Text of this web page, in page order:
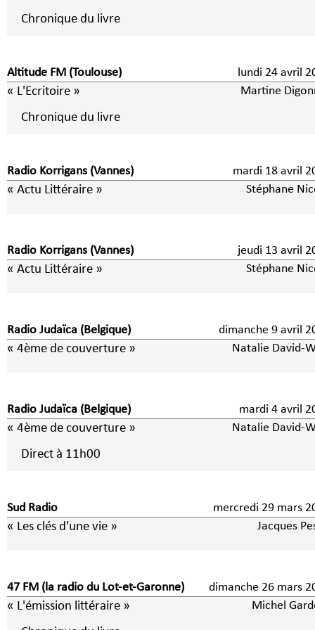
Chronique du livre
Altitude FM (Toulouse) lundi 24 avril
« L'Ecritoire » Martine
Chronique du livre
Radio Korrigans (Vannes) mardi 18 avril
« Actu Littéraire » Stéphane
Radio Korrigans (Vannes) jeudi 13 avril
« Actu Littéraire » Stéphane
Radio Judaïca (Belgique) dimanche 9
« 4ème de couverture » Natalie David-
Radio Judaïca (Belgique) mardi 4 avril
« 4ème de couverture » Natalie David-
Direct à 11h00
Sud Radio mercredi 29 mars
« Les clés d'une vie » Jacques
47 FM (la radio du Lot-et-Garonne) dimanche 26 mars
« L'émission littéraire » Michel